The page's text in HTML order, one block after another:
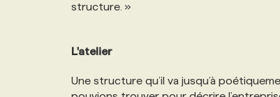
ANNONCEZ AVEC NOUS
structure. »
L'atelier
Une structure qu’il va jusqu’à